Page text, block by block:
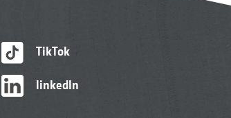
TikTok
linkedIn